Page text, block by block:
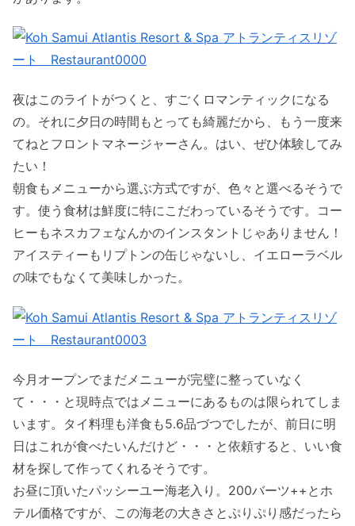
夜はこのライトがつくと、すごくロマンティックになる
の。それに夕日の時間もとっても綺麗だから、もう一度来
てねとフロントマネージャーさん。はい、ぜひ体験してみ
たい！
朝食もメニューから選ぶ方式ですが、色々と選べるそうで
す。使う食材は鮮度に特にこだわっているそうです。コー
ヒーもネスカフェなんかのインスタントじゃありません！
アイスティーもリプトンの缶じゃないし、イエローラベル
の味でもなくて美味しかった。
今月オープンでまだメニューが完璧に整っていなく
て・・・と現時点ではメニューにあるものは限られてしま
います。タイ料理も洋食も5.6品づつでしたが、前日に明
日はこれが食べたいんだけど・・・と依頼すると、いい食
材を探して作ってくれるそうです。
お昼に頂いたパッシーユー海老入り。200バーツ++とホ
テル価格ですが、この海老の大きさとぷりぷり感だったら